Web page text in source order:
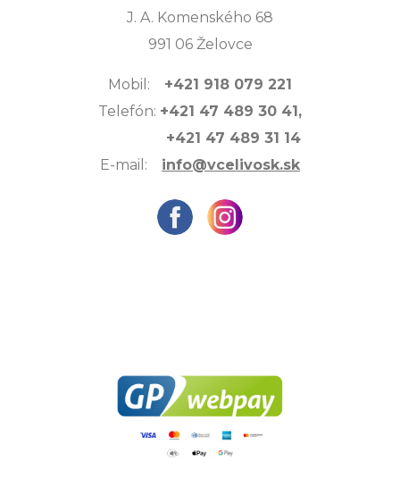
J. A. Komenského 68
991 06 Želovce
Mobil: +421 918 079 221
Telefón: +421 47 489 30 41,
+421 47 489 31 14
E-mail: info@vcelivosk.sk